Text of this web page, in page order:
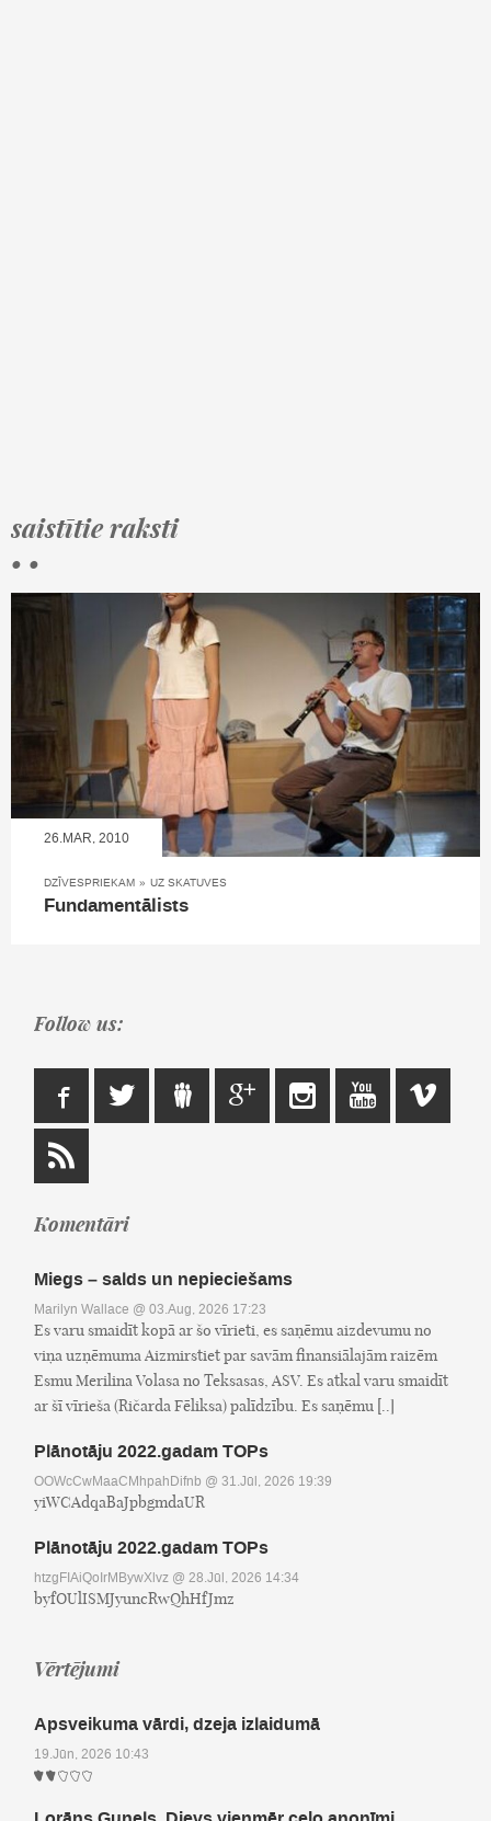
saistītie raksti
• •
26.MAR, 2010
DZĪVESPRIEKAM » UZ SKATUVES
Fundamentālists
Follow us:
Komentāri
Miegs – salds un nepieciešams
Marilyn Wallace @ 03.Aug, 2026 17:23
Es varu smaidīt kopā ar šo vīrieti, es saņēmu aizdevumu no
viņa uzņēmuma Aizmirstiet par savām finansiālajām raizēm
Esmu Merilina Volasa no Teksasas, ASV. Es atkal varu smaidīt
ar šī vīrieša (Ričarda Fēliksa) palīdzību. Es saņēmu [..]
Plānotāju 2022.gadam TOPs
OOWcCwMaaCMhpahDifnb @ 31.Jūl, 2026 19:39
yiWCAdqaBaJpbgmdaUR
Plānotāju 2022.gadam TOPs
htzgFIAiQoIrMBywXlvz @ 28.Jūl, 2026 14:34
byfOUlISMJyuncRwQhHfJmz
Vērtējumi
Apsveikuma vārdi, dzeja izlaidumā
19.Jūn, 2026 10:43